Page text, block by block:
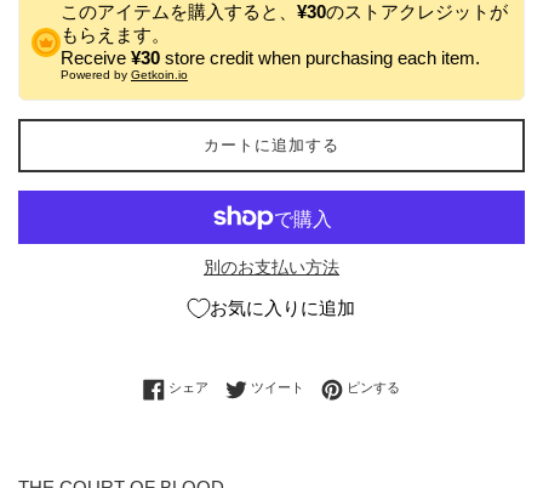
このアイテムを購入すると、 ¥30のストアクレジットが
もらえます。
Receive ¥30 store credit when purchasing each item.
Powered by Getkoin.io
カートに追加する
別のお支払い方法
お気に入りに追加
シェア Facebookでシェアする
ツイート Twitterに投稿する
ピンする